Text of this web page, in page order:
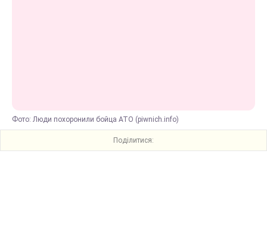
Фото: Люди похоронили бойца АТО (piwnich.info)
Поділитися: